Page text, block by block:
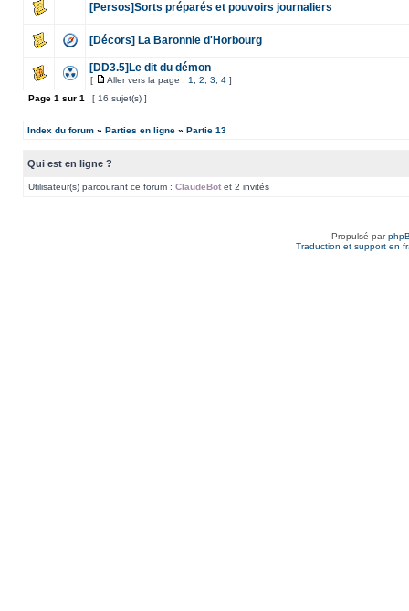
[Persos]Sorts préparés et pouvoirs journaliers
[Décors] La Baronnie d'Horbourg
[DD3.5]Le dit du démon
[ Aller vers la page : 1 2 3 4 ]
Page 1 sur 1 [ 16 sujet(s) ]
Index du forum » Parties en ligne » Partie 13
Qui est en ligne ?
Utilisateur(s) parcourant ce forum : ClaudeBot et 2 invités
Propulsé par
Traduction et support en